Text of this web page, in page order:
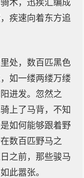
术，迅疾汇编成
疾速向着东方追
处，数百匹黑色
如一缕两缕万缕
进发。忽然之
上了马背，不知
如何能够跟着野
数百匹野马之
之前，那些骏马
此嚣张。